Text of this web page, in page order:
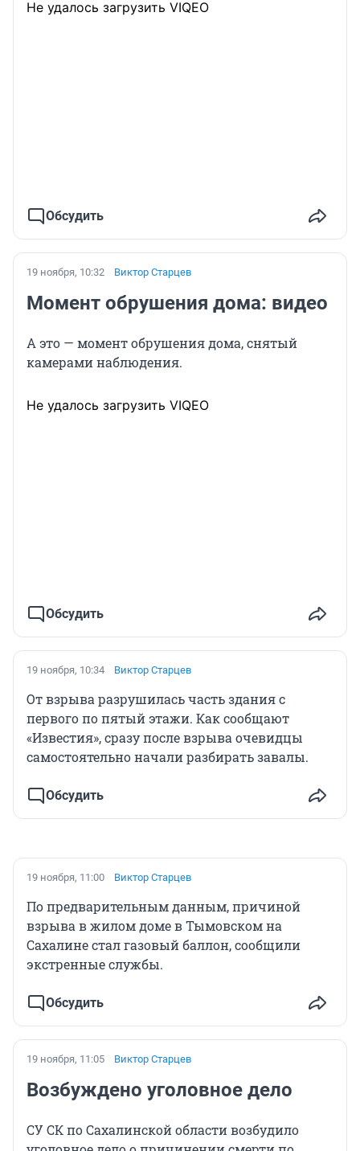
Не удалось загрузить VIQEO
Обсудить
19 ноября, 10:32 Виктор Старцев
Момент обрушения дома: видео
А это — момент обрушения дома, снятый
камерами наблюдения.
Не удалось загрузить VIQEO
Обсудить
19 ноября, 10:34 Виктор Старцев
От взрыва разрушилась часть здания с
первого по пятый этажи. Как сообщают
«Известия», сразу после взрыва очевидцы
самостоятельно начали разбирать завалы.
Обсудить
19 ноября, 11:00 Виктор Старцев
По предварительным данным, причиной
взрыва в жилом доме в Тымовском на
Сахалине стал газовый баллон, сообщили
экстренные службы.
Обсудить
19 ноября, 11:05 Виктор Старцев
Возбуждено уголовное дело
СУ СК по Сахалинской области возбудило